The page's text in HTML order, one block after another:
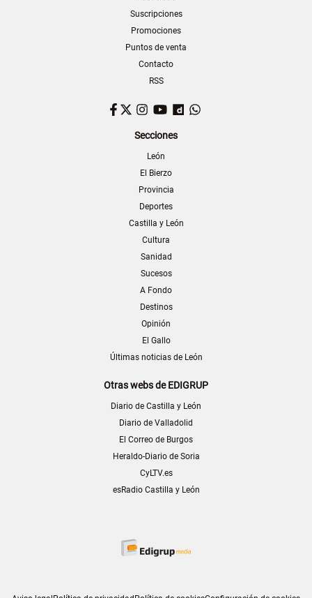
Suscripciones
Promociones
Puntos de venta
Contacto
RSS
Facebook
TwitterInstagram
YouTubeDailymotion
Secciones
León
El Bierzo
Provincia
Deportes
Castilla y León
Cultura
Sanidad
Sucesos
A Fondo
Destinos
Opinión
El Gallo
Últimas noticias de León
Otras webs de EDIGRUP
Diario de Castilla y León
Diario de Valladolid
El Correo de Burgos
Heraldo-Diario de Soria
CyLTV.es
esRadio Castilla y León